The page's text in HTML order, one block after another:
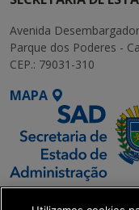
Avenida
Parque dos Poderes -
CEP.: 79031-310
MAPA